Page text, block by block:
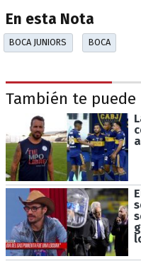
En esta Nota
BOCA JUNIORS BOCA
También te